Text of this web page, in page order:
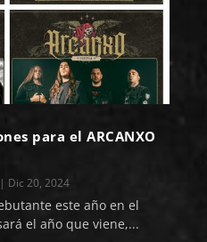
para el ARCANXO
| Dic 20, 2024
este año en el
el año que viene,...